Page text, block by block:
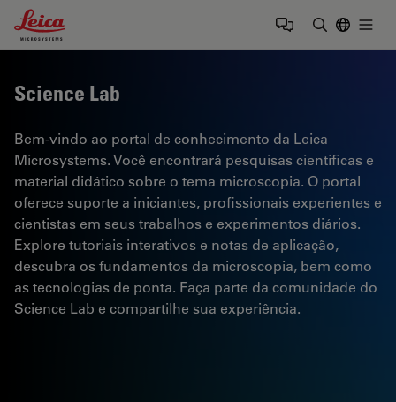
Leica Microsystems Logo
Science Lab
Bem-vindo ao portal de conhecimento da Leica
Microsystems. Você encontrará pesquisas científicas e
material didático sobre o tema microscopia. O portal
oferece suporte a iniciantes, profissionais experientes e
cientistas em seus trabalhos e experimentos diários.
Explore tutoriais interativos e notas de aplicação,
descubra os fundamentos da microscopia, bem como
as tecnologias de ponta. Faça parte da comunidade do
Science Lab e compartilhe sua experiência.